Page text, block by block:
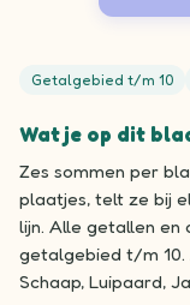
Getalgebied t/m 10
Wat je op dit
Zes sommen per
plaatjes, telt ze bij
lijn. Alle getallen en
getalgebied t/m 10.
Schaap, Luipaard,